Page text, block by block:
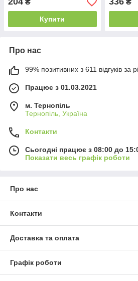
₴
Купити
5000К
₴
Про нас
99% позитивних з 611 відгуків за
Працює з 01.03.2021
м. Тернопіль
Тернопіль, Україна
Контакти
Сьогодні працює з 08:00 до
Показати весь графік роботи
Про нас
Контакти
Доставка та оплата
Графік роботи